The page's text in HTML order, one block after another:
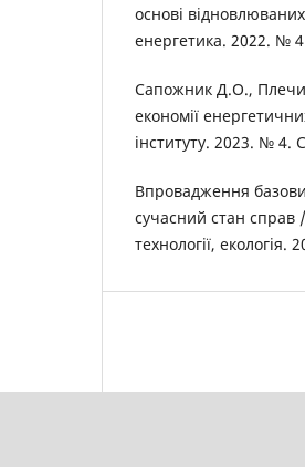
основі
енергетика. 2022. №
Сапожник Д.О.,
економії
інституту. 2023. № 4.
Впровадження
сучасний стан справ
технології,